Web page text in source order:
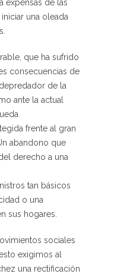
expensas de las
una oleada
que ha sufrido
consecuencias de
de la
ante la actual
frente al gran
abandono que
derecho a una
tan básicos
o una
sus hogares.
sociales
exigimos al
una rectificación